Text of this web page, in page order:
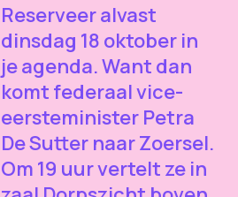
Reserveer alvast
dinsdag 18 oktober in
je agenda. Want dan
komt federaal vice-
eersteminister Petra
De Sutter naar Zoersel.
Om 19 uur vertelt ze in